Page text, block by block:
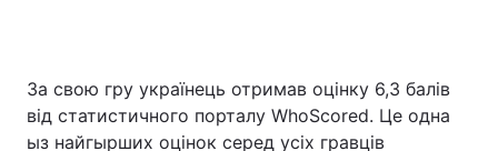
За свою гру українець отримав оцінку 6,3 балів
від статистичного порталу WhoScored. Це одна
ыз найгырших оцінок серед усіх гравців